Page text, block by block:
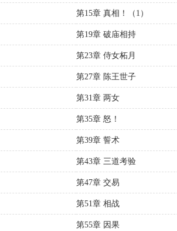
第15章 真相！（1）
第19章 破庙相持
第23章 侍女柘月
第27章 陈王世子
第31章 两女
第35章 怒！
第39章 誓术
第43章 三道考验
第47章 交易
第51章 相战
第55章 因果